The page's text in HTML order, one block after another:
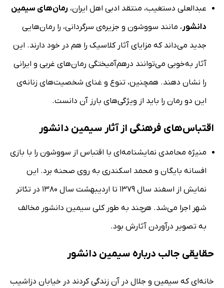
عبدالعلی دستغیب، منتقد ادبی اهل ایران، رمان‌های سیمین
دانشور، مانند سووشون و جزیره‌ی سرگردانی، را رمان‌هایی
جدید می‌داند که مزایای آثار کلاسیک را هم در خود دارند. این
آثار به‌خوبی می‌توانند درهم‌آمیختگی رمان‌های غربی و ایرانی
را نشان دهند. همچنین، تنوع و غنای شخصیت‌های زنانه‌ی
این دو رمان را باید از ویژگی‌های بارز آن دانست.
اقتباس‌های فرهنگی از آثار سیمین دانشور
منیژه محامدی نمایشنامه‌ای با اقتباس از سووشون را با بازی
افسانه بایگان و محمد اسکندری به روی صحنه برد. این
نمایش از اسفند سال 1379 تا اردیبهشت سال 1380 در تئاتر
شهر اجرا می‌شد. هرچند به طور کلی سیمین دانشور مخالف
به تصویر درآوردن آثارش بود.
حقایقی جالب درباره سیمین دانشور
خانه‌‎ای که سیمین و جلال در آن زندگی کردند در خیابان دزاشیب